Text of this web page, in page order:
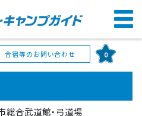
合宿等のお問い合わせ 0
総合武道館・弓道場